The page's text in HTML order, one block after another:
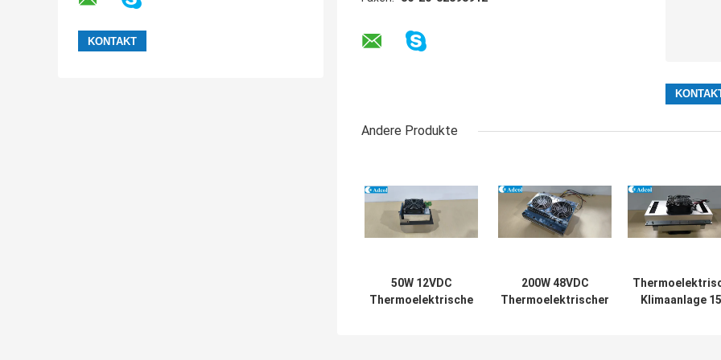
Andere Produkte
50W 12VDC
Thermoelektrische
200W 48VDC
Thermoelektrischer
Klimaanlage